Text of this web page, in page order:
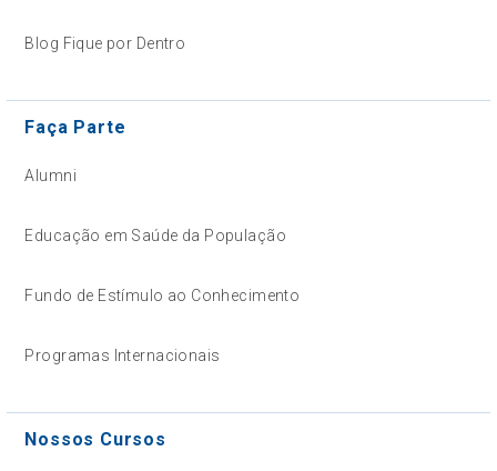
Blog Fique por Dentro
Faça Parte
Alumni
Educação em Saúde da População
Fundo de Estímulo ao Conhecimento
Programas Internacionais
Nossos Cursos